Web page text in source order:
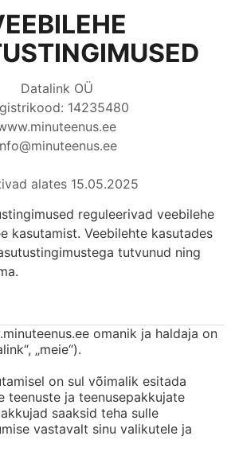
Datalink OÜ
14235480
alates 15.05.2025
reguleerivad veebilehe
kasutamist. Veebilehte kasutades
tutvunud ning
omanik ja haldaja on
„meie“).
on sul võimalik esitada
teenuste ja teenusepakkujate
saaksid teha sulle
vastavalt sinu valikutele ja